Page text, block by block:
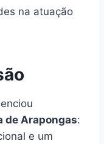
na atuação
de Arapongas:
e um